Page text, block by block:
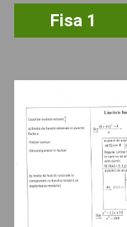
Fisa 1